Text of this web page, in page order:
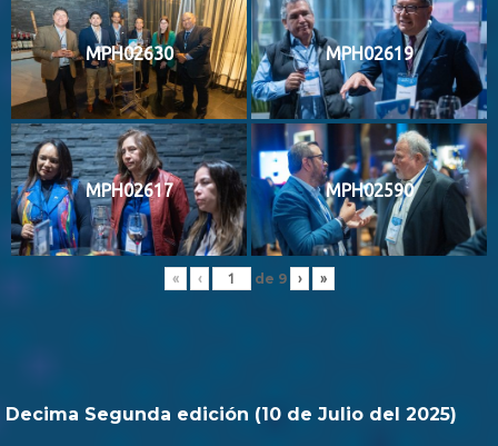
MPH02630 MPH02619
MPH02617 MPH02590
« ‹ de 9 › »
Decima Segunda edición (10 de Julio del 2025)